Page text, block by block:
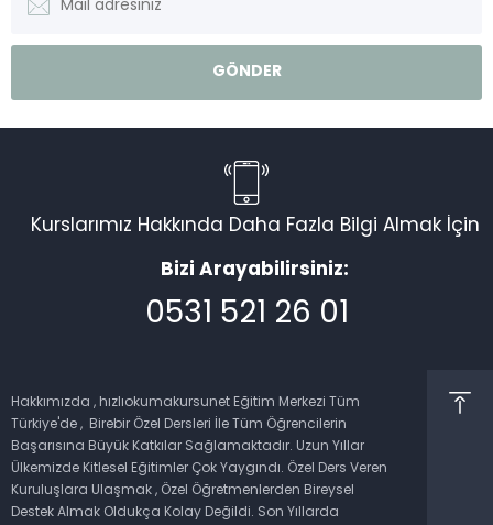
Kurslarımız Hakkında Daha Fazla Bilgi Almak İçin
Bizi Arayabilirsiniz:
0531 521 26 01
Hakkımızda , hızlıokumakursunet Eğitim Merkezi Tüm
Türkiye'de , Birebir Özel Dersleri İle Tüm Öğrencilerin
Başarısına Büyük Katkılar Sağlamaktadır. Uzun Yıllar
Ülkemizde Kitlesel Eğitimler Çok Yaygındı. Özel Ders Veren
Kuruluşlara Ulaşmak , Özel Öğretmenlerden Bireysel
Destek Almak Oldukça Kolay Değildi. Son Yıllarda
Cevap Yaz